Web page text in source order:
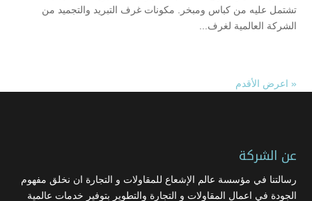
تشتمل عليه من كباس ومبخر. مكونات غرف التبريد والتجميد من
الشركة العالمية لغرف...
« اعرض الأقدم
عن الشركة
رسالتنا في مؤسسة عالم الإشعاع للمقاولات و التجارة ان نخلق مفهوم
الجودة في اعمال المقاولات و التجارة والتطوير بتوفير خدمات عالمية